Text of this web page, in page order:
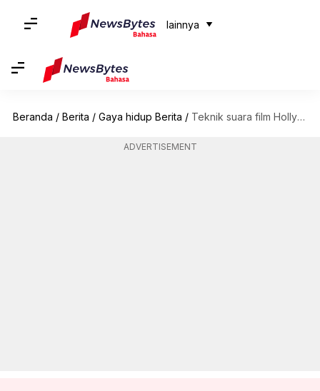
lainnya
Beranda / Berita / Gaya hidup Berita / Teknik suara film Hollywood yang mengubah industri
ADVERTISEMENT